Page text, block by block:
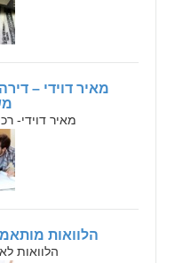
מאיר דוידי –
מאיר דוידי-
הלוואות
הלוואות